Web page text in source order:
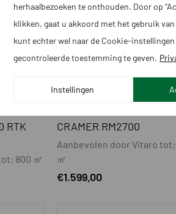
herhaalbezoeken te onthouden. Door op
klikken, gaat u akkoord met het gebruik
kunt echter wel naar de Cookie-instellingen
gecontroleerde toestemming te geven.
Instellingen
RTK
800 ㎡
CRAMER RM2700
Aanbevolen door Vitaro tot:
㎡
€1.599,00